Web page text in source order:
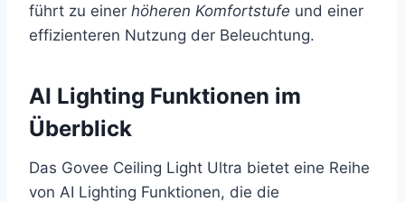
führt zu einer höheren Komfortstufe und einer
effizienteren Nutzung der Beleuchtung.
AI Lighting Funktionen im
Überblick
Das Govee Ceiling Light Ultra bietet eine Reihe
von AI Lighting Funktionen, die die